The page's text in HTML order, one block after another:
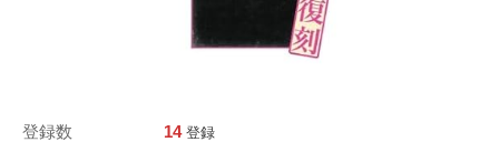
登録数 14 登録